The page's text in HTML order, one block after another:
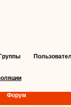
Группы
Форум